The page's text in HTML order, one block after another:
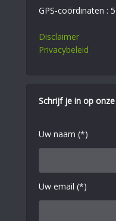
GPS-coördinaten :
Disclaimer
Privacybeleid
Schrijf je in op
Uw naam (*)
Uw email (*)